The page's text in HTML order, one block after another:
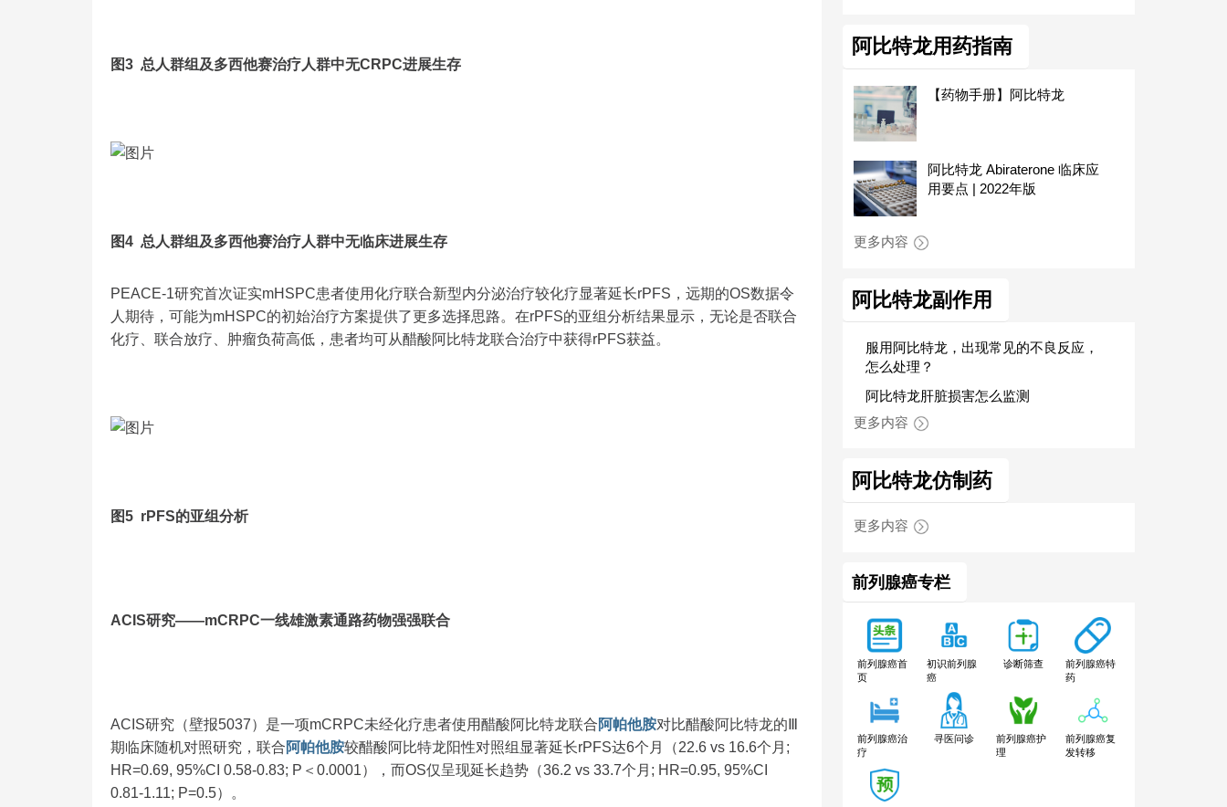
图3 总人群组及多西他赛治疗人群中无CRPC进展生存
图4 总人群组及多西他赛治疗人群中无临床进展生存
PEACE-1研究首次证实mHSPC患者使用化疗联合新型内分泌治疗较化疗显著延长rPFS，远期的OS数据令
人期待，可能为mHSPC的初始治疗方案提供了更多选择思路。在rPFS的亚组分析结果显示，无论是否联合
化疗、联合放疗、肿瘤负荷高低，患者均可从醋酸阿比特龙联合治疗中获得rPFS获益。
图5 rPFS的亚组分析
ACIS研究——mCRPC一线雄激素通路药物强强联合
ACIS研究（壁报5037）是一项mCRPC未经化疗患者使用醋酸阿比特龙联合阿帕他胺对比醋酸阿比特龙的Ⅲ
期临床随机对照研究，联合阿帕他胺较醋酸阿比特龙阳性对照组显著延长rPFS达6个月（22.6 vs 16.6个月;
HR=0.69, 95%CI 0.58-0.83; P＜0.0001），而OS仅呈现延长趋势（36.2 vs 33.7个月; HR=0.95, 95%CI
0.81-1.11; P=0.5）。
阿比特龙用药指南
【药物手册】阿比特龙
阿比特龙 Abiraterone 临床应
用要点 | 2022年版
更多内容
阿比特龙副作用
服用阿比特龙，出现常见的不良反应，
怎么处理？
阿比特龙肝脏损害怎么监测
更多内容
阿比特龙仿制药
更多内容
前列腺癌专栏
前列腺癌首
页
初识前列腺
癌
诊断筛查
前列腺癌特
药
前列腺癌治
疗
寻医问诊
前列腺癌护
理
前列腺癌复
发转移